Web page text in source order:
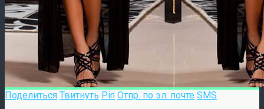
Поделиться Твитнуть Pin Отпр. по эл. почте SMS